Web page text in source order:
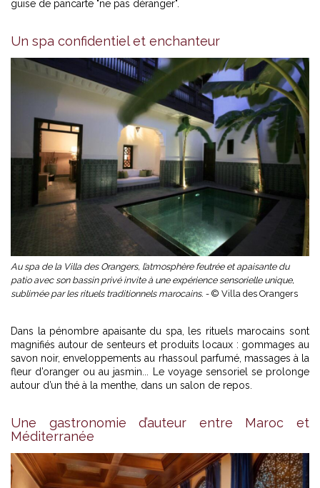
guise de pancarte "ne pas déranger".
Un spa confidentiel et enchanteur
Au spa de la Villa des Orangers, l’atmosphère feutrée et apaisante du
patio avec son bassin privé invite à une expérience sensorielle unique,
sublimée par les rituels traditionnels marocains. - © Villa des Orangers
Dans la pénombre apaisante du spa, les rituels marocains sont
magnifiés autour de senteurs et produits locaux : gommages au
savon noir, enveloppements au rhassoul parfumé, massages à la
fleur d’oranger ou au jasmin... Le voyage sensoriel se prolonge
autour d’un thé à la menthe, dans un salon de repos.
Une gastronomie d’auteur entre Maroc et
Méditerranée